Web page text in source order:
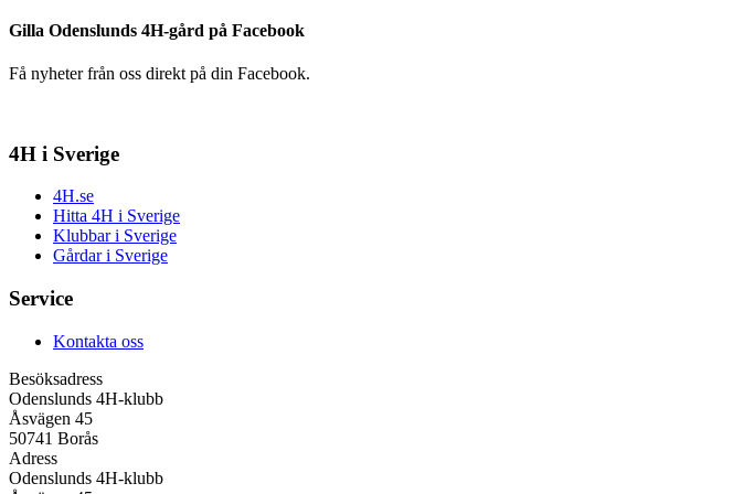
Gilla Odenslunds 4H-gård på Facebook
Få nyheter från oss direkt på din Facebook.
4H i Sverige
4H.se
Hitta 4H i Sverige
Klubbar i Sverige
Gårdar i Sverige
Service
Kontakta oss
Besöksadress
Odenslunds 4H-klubb
Åsvägen 45
50741 Borås
Adress
Odenslunds 4H-klubb